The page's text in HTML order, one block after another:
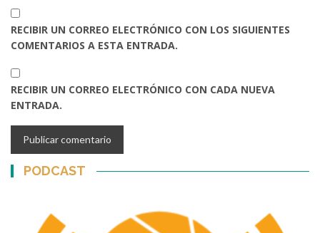
RECIBIR UN CORREO ELECTRÓNICO CON LOS SIGUIENTES
COMENTARIOS A ESTA ENTRADA.
RECIBIR UN CORREO ELECTRÓNICO CON CADA NUEVA
ENTRADA.
PODCAST